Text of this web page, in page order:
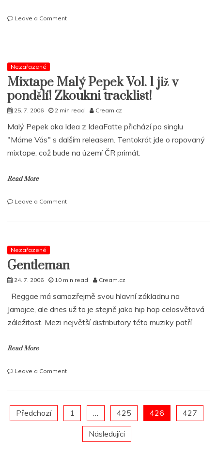
Leave a Commenton
Nezařazené
Mixtape Malý Pepek Vol. 1 již v
pondělí! Zkoukni tracklist!
25. 7. 2006 2 min read Cream.cz
Malý Pepek aka Idea z IdeaFatte přichází po singlu
"Máme Vás" s dalším releasem. Tentokrát jde o rapovaný
mixtape, což bude na území ČR primát.
Read More
Leave a Commenton
v
pondělí!
tracklist!
Nezařazené
Gentleman
24. 7. 2006 10 min read Cream.cz
Reggae má samozřejmě svou hlavní základnu na
Jamajce, ale dnes už to je stejně jako hip hop celosvětová
záležitost. Mezi největší distributory této muziky patří
Read More
Leave a Commenton
Posts
pagination
Předchozí 1 … 425 426 427
Následující